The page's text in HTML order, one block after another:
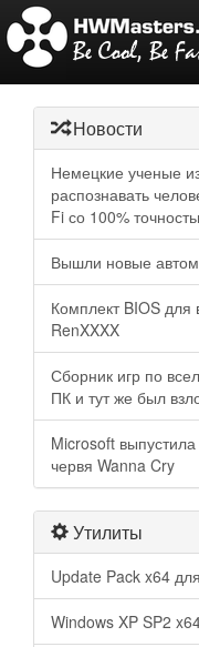
Новости
Немецкие ученые
распознавать
Fi со 100%
Вышли новые
Комплект BIOS
RenXXXX
Сборник игр по
ПК и тут же был
Microsoft
червя Wanna Cry
Утилиты
Update Pack x64
Windows XP SP2